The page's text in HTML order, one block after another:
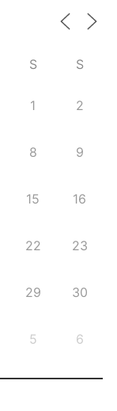
S S
1 2
8 9
15 16
22 23
29 30
5 6